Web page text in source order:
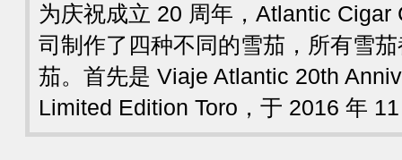
为庆祝成立 20 周年，Atlantic Cigar
司制作了四种不同的雪茄，所有雪
茄。首先是 Viaje Atlantic 20th
Limited Edition Toro，于 2016 年